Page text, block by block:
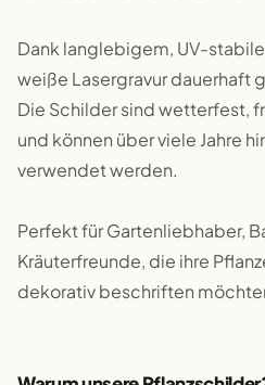
Dank langlebigem, UV-
weiße Lasergravur dauerhaft
Die Schilder sind wetterfest,
und können über viele Jahre
verwendet werden.
Perfekt für Gartenliebhaber,
Kräuterfreunde, die ihre
dekorativ beschriften